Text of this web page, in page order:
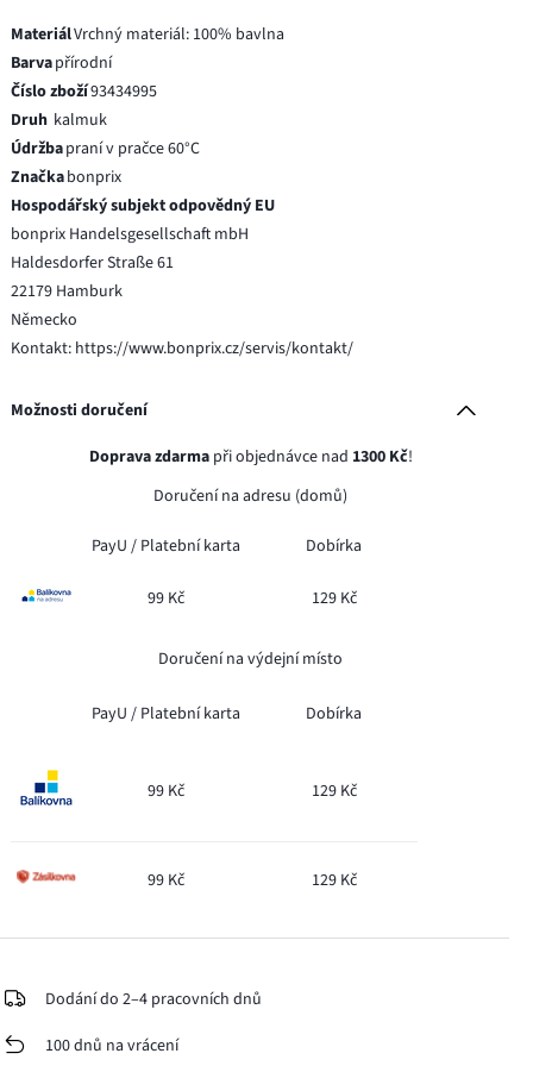
MateriálVrchný materiál: 100% bavlna
Barvapřírodní
Číslo zboží93434995
Druh kalmuk
Údržbapraní v pračce 60°C
Značkabonprix
Hospodářský subjekt odpovědný EU
bonprix Handelsgesellschaft mbH
Haldesdorfer Straße 61
22179 Hamburk
Německo
Kontakt: https://www.bonprix.cz/servis/kontakt/
Možnosti doručení
Doprava zdarmapři objednávce nad 1300 Kč!
Doručení na adresu (domů)
PayU / Platební karta Dobírka
99 Kč 129 Kč
Doručení na výdejní místo
PayU / Platební karta Dobírka
99 Kč 129 Kč
99 Kč 129 Kč
Dodání do 2–4 pracovních dnů
100 dnů na vrácení